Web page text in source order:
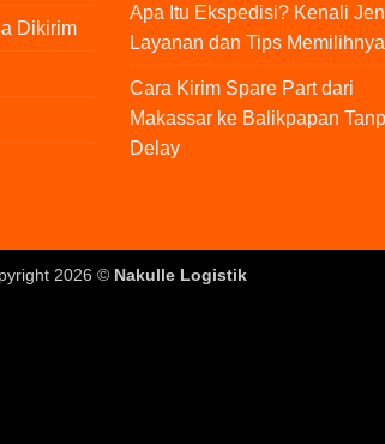
Dikirim
Apa Itu Ekspedisi? Kenali
Layanan dan Tips Memilihnya
Cara Kirim Spare Part dari
Makassar ke Balikpapan
Delay
2026 © Nakulle Logistik